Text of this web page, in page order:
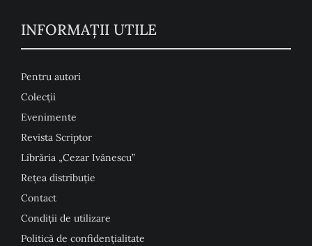
INFORMAŢII UTILE
Pentru autori
Colecţii
Evenimente
Revista Scriptor
Librăria „Cezar Ivănescu”
Rețea distribuție
Contact
Condiţii de utilizare
Politică de confidențialitate